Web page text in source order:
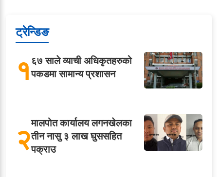
ट्रेन्डिङ
१६७ साले व्याची अधिकृतहरुको
पकडमा सामान्य प्रशासन
२मालपोत कार्यालय लगनखेलका
तीन नासु ३ लाख घुससहित
पक्राउ